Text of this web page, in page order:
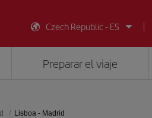
Czech Republic - ES
Preparar el viaje
Lisboa - Madrid